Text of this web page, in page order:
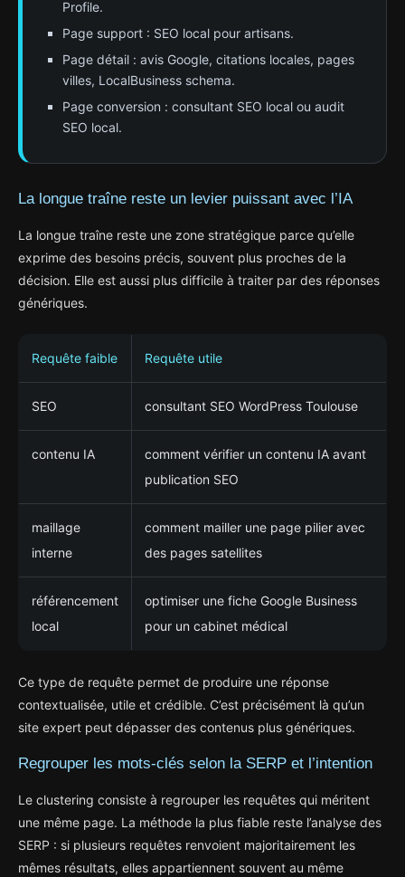
Profile.
Page support : SEO local pour artisans.
Page détail : avis Google, citations locales, pages
villes, LocalBusiness schema.
Page conversion : consultant SEO local ou audit
SEO local.
La longue traîne reste un levier puissant avec l’IA
La longue traîne reste une zone stratégique parce qu’elle
exprime des besoins précis, souvent plus proches de la
décision. Elle est aussi plus difficile à traiter par des réponses
génériques.
Requête faible Requête utile
SEO consultant SEO WordPress Toulouse
contenu IA
comment vérifier un contenu IA avant
publication SEO
maillage
interne
comment mailler une page pilier avec
des pages satellites
référencement
local
optimiser une fiche Google Business
pour un cabinet médical
Ce type de requête permet de produire une réponse
contextualisée, utile et crédible. C’est précisément là qu’un
site expert peut dépasser des contenus plus génériques.
Regrouper les mots-clés selon la SERP et l’intention
Le clustering consiste à regrouper les requêtes qui méritent
une même page. La méthode la plus fiable reste l’analyse des
SERP : si plusieurs requêtes renvoient majoritairement les
mêmes résultats, elles appartiennent souvent au même